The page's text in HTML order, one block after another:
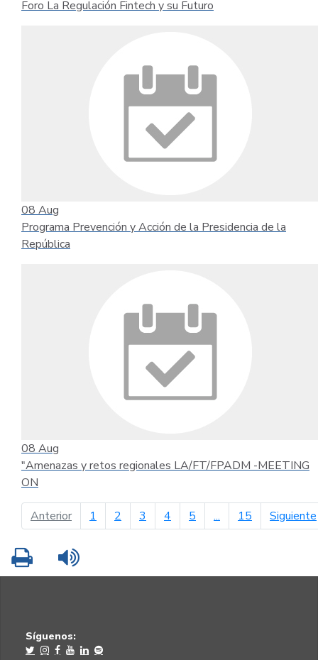
Foro La Regulación Fintech y su Futuro
08 Aug
Programa Prevención y Acción de la Presidencia de la
República
08 Aug
"Amenazas y retos regionales LA/FT/FPADM -MEETING
ON
Anteriorpágina anterior
1 2 3 4 5 ... 15 Siguiente
Imprimir
Síguenos: